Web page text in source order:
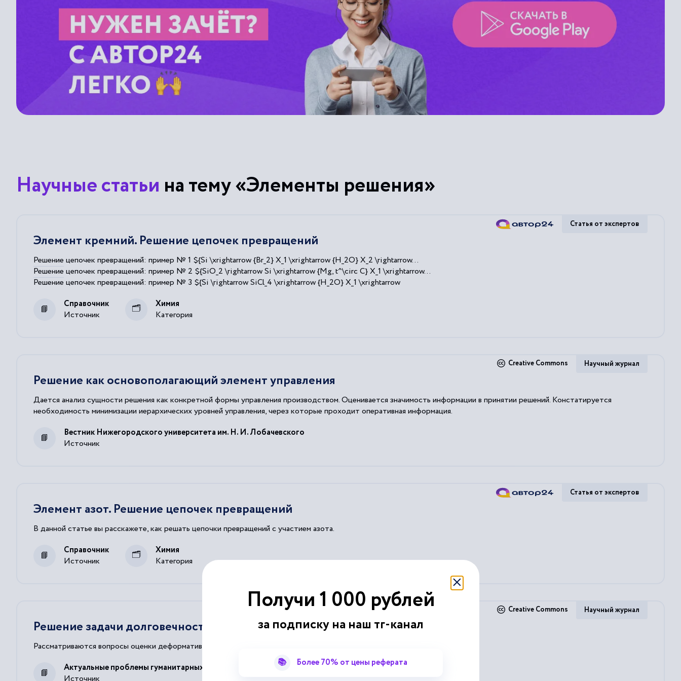
Научные статьи на тему «Элементы решения»
Элемент кремний. Решение цепочек превращений
Решение цепочек превращений: пример № 1 ${Si \xrightarrow {Br_2} X_1 \xrightarrow {H_2O} X_2 \rightarrow...
Решение цепочек превращений: пример № 2 ${SiO_2 \rightarrow Si \xrightarrow {Mg, t^\circ C} X_1 \xrightarrow...
Решение цепочек превращений: пример № 3 ${Si \rightarrow SiCl_4 \xrightarrow {H_2O} X_1 \xrightarrow
Источник
Справочник
Категория
Химия
Статья от экспертов
Решение как основополагающий элемент управления
Дается анализ сущности решения как конкретной формы управления производством. Оценивается значимость информации в принятии решений. Констатируется
необходимость минимизации иерархических уровней управления, через которые проходит оперативная информация.
Источник
Вестник Нижегородского университета им. Н. И. Лобачевского
Creative Commons Научный журнал
Элемент азот. Решение цепочек превращений
В данной статье вы расскажете, как решать цепочки превращений с участием азота.
Источник
Справочник
Категория
Химия
Статья от экспертов
Решение задачи долговечности элементов на слоистом основании
Рассматриваются вопросы оценки деформативности оснований, на которых возводятся инженерные сооружения.
Источник
Актуальные проблемы гуманитарных и естественных наук
Creative Commons Научный журнал
Получи 1 000 рублей
за подписку на наш тг-канал
📚 Более 70% от цены реферата